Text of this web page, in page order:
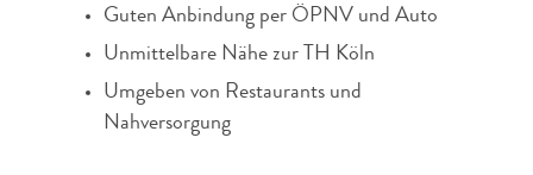
Guten Anbindung per ÖPNV und Auto
Unmittelbare Nähe zur TH Köln
Umgeben von Restaurants und
Nahversorgung